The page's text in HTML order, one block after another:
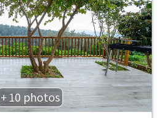
+ 10 photos